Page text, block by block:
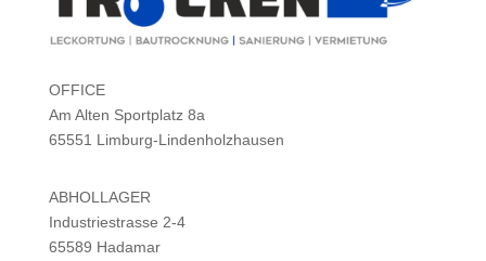
OFFICE
Am Alten Sportplatz 8a
65551 Limburg-Lindenholzhausen
ABHOLLAGER
Industriestrasse 2-4
65589 Hadamar